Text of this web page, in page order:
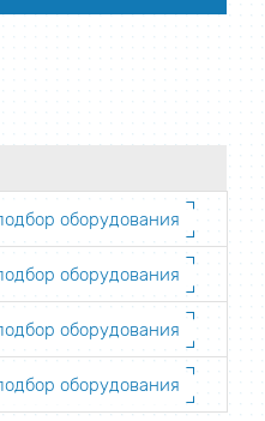
оборудования
оборудования
оборудования
оборудования